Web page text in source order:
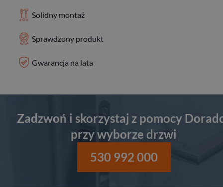
Solidny montaż
Sprawdzony produkt
Gwarancja na lata
Zadzwoń i skorzystaj z pomocy
przy wyborze drzwi
530 992 000